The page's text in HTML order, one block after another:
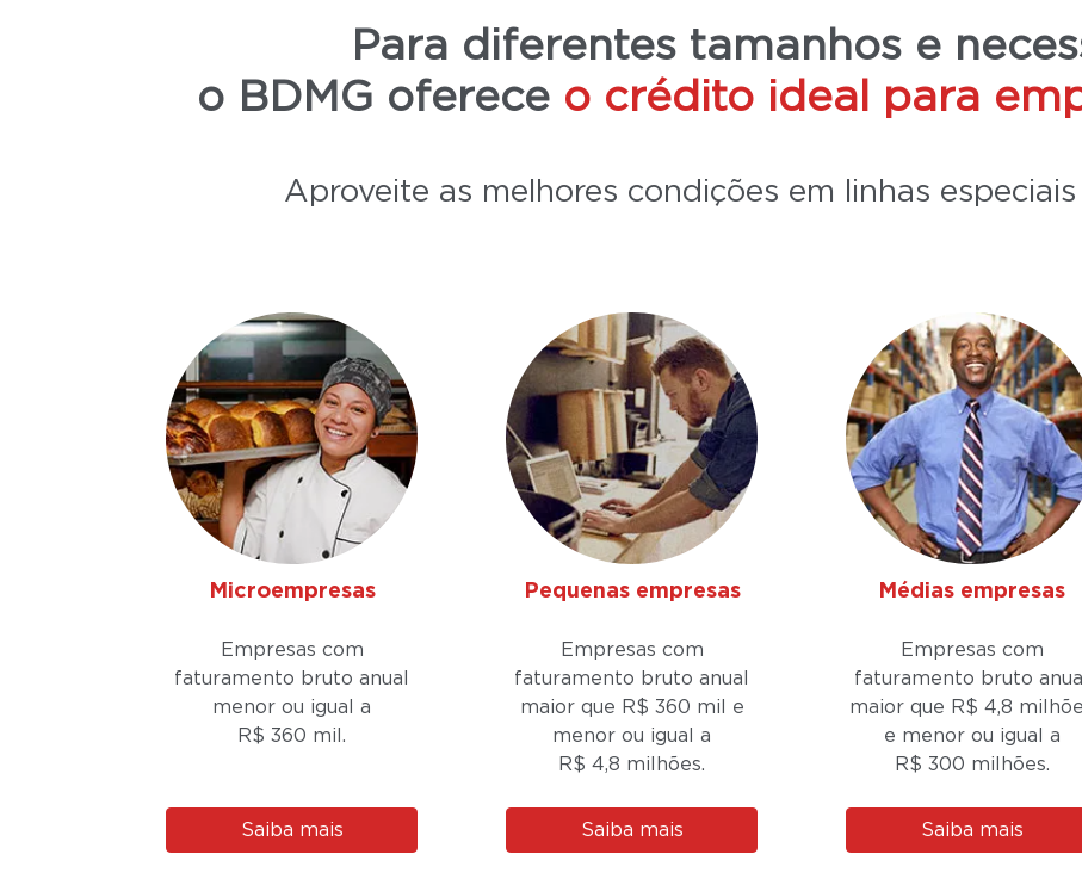
Para diferentes tamanhos e
o BDMG oferece o crédito ideal para
Aproveite as melhores condições em linhas
Microempresas
Empresas com
faturamento bruto anual
menor ou igual a
R$ 360 mil.
Saiba mais
Pequenas empresas
Empresas com
faturamento bruto anual
maior que R$ 360 mil e
menor ou igual a
R$ 4,8 milhões.
Saiba mais
Médias empresas
Empresas com
faturamento bruto anual
maior que R$ 4,8
e menor ou igual a
R$ 300 milhões.
Saiba mais